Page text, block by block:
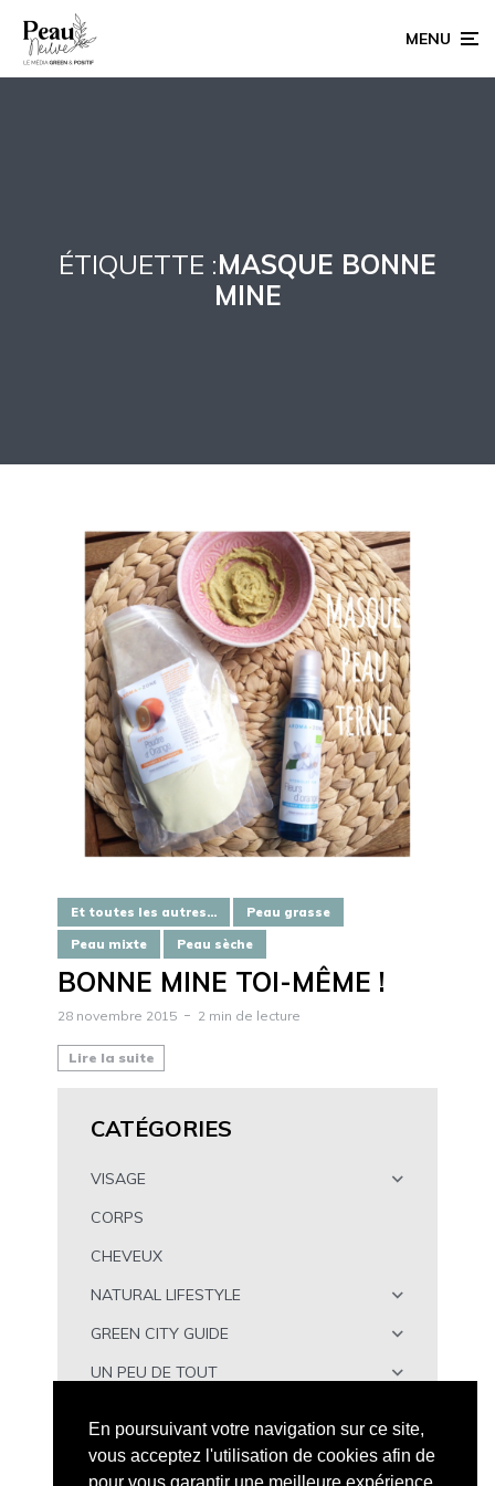
MENU
ÉTIQUETTE :MASQUE BONNE
MINE
Et toutes les autres... Peau grasse
Peau mixte Peau sèche
BONNE MINE TOI-MÊME !
28 novembre 2015 2 min de lecture
Lire la suite
CATÉGORIES
VISAGE
CORPS
CHEVEUX
NATURAL LIFESTYLE
GREEN CITY GUIDE
UN PEU DE TOUT
En poursuivant votre navigation sur ce site,
vous acceptez l'utilisation de cookies afin de
pour vous garantir une meilleure expérience.